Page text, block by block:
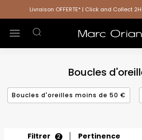
Livraison OFFERTE* | Click and Collect
Boucles
Boucles d'oreilles moins de 50 €
Filtrer 2 Pertinence